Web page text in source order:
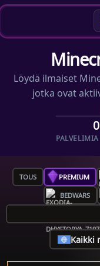
Löydä ilmaiset
jotka ovat
0
TOUS PREMIUM
BEDWARS
Kaikki